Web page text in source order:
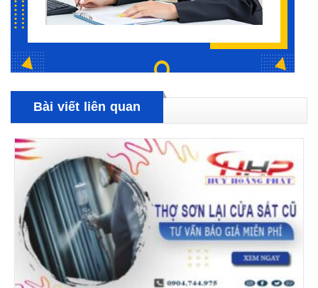
Bài viết liên quan